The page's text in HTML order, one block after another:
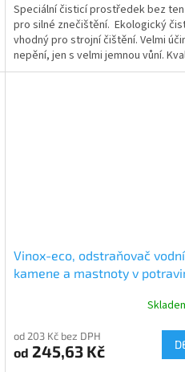
Speciální čisticí prostředek bez
pro silné znečištění. Ekologický
vhodný pro strojní čištění. Velmi
nepění, jen s velmi jemnou vůní.
Vinox-eco, odstraňovač
kamene a mastnoty v
produktu
je
od 203 Kč bez DPH
od 245,63 Kč